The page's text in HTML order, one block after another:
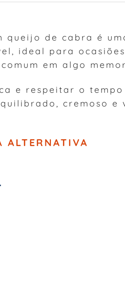
de cabra é
ideal para
em algo
e respeitar o
cremoso e
ALTERNATIVA